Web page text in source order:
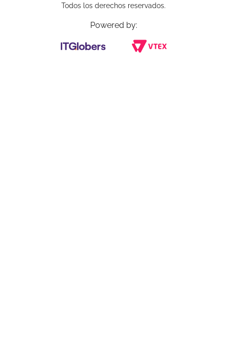
Todos los derechos reservados.
Powered by: